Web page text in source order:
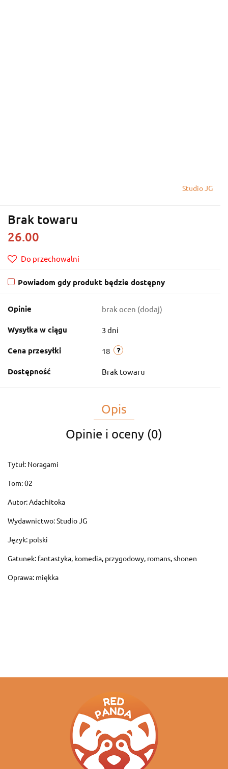
Studio JG
Brak towaru
26.00
Do przechowalni
Powiadom gdy produkt będzie dostępny
Opinie brak ocen (dodaj)
Wysyłka w ciągu 3 dni
Cena przesyłki 18
Dostępność Brak towaru
Opis
Opinie i oceny (0)
Tytuł: Noragami
Tom: 02
Autor: Adachitoka
Wydawnictwo: Studio JG
Język: polski
Gatunek: fantastyka, komedia, przygodowy, romans, shonen
Oprawa: miękka